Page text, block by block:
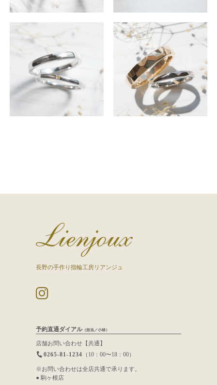
長野の手作り指輪工房リアンジュ
予約直通ダイアル（担当／小林）
店舗お問い合わせ【共通】
0265-81-1234 （10：00〜18：00）
※お問い合わせは全店共通で承ります。
● 駒ヶ根店